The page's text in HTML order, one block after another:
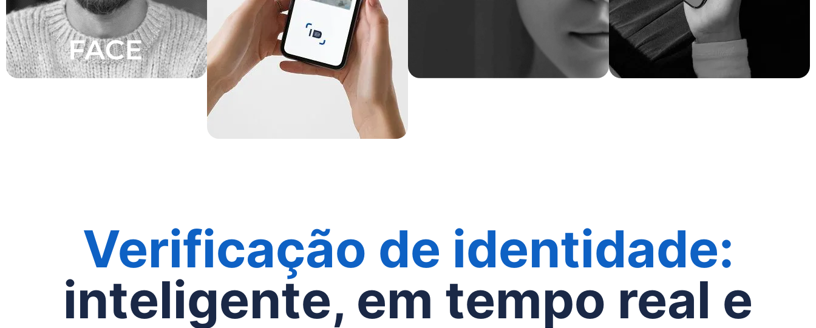
Verificação de identidade:
inteligente, em tempo real e